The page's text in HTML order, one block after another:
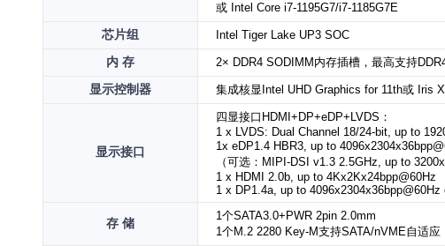
或 Intel Core i7-1195G7/i7-1185G7E
芯片组 Intel Tiger Lake UP3 SOC
内 存 2× DDR4 SODIMM 内存插槽，最高支持
显示控制器 集成核显 Intel UHD Graphics for 11th或 Iris
显示接口
四显接口 HDMI+DP+eDP+LVDS：
1 x LVDS: Dual Channel 18/24-bit, up to
1x eDP1.4 HBR3, up to
（可选：MIPI-DSI v1.3 2.5GHz, up to
1 x HDMI 2.0b, up to 4Kx2Kx24bpp@60Hz
1 x DP1.4a, up to 4096x2304x36bpp@60Hz
存 储
1个SATA3.0+PWR 2pin 2.0mm
1个M.2 2280 Key-M支持SATA/nVME自适应